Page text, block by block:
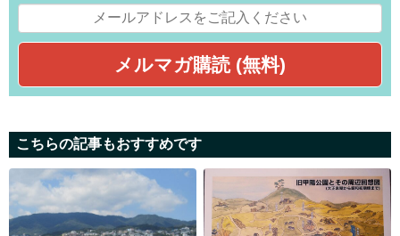
こちらの記事もおすすめです